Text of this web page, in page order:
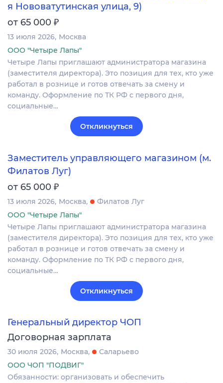
я Нововатутинская улица, 9)
от 65 000 ₽
13 июля 2026 Москва
ООО "Четыре Лапы"
Четыре Лапы приглашают администратора магазина
(заместителя директора). Это позиция для тех, кто уже
работал в рознице и готов отвечать за смену и
команду. Оформление по ТК РФ с первого дня,
социальные…
Откликнуться
Заместитель управляющего магазином (м.
Филатов Луг)
от 65 000 ₽
13 июля 2026 Москва
Филатов Луг
ООО "Четыре Лапы"
Четыре Лапы приглашают администратора магазина
(заместителя директора). Это позиция для тех, кто уже
работал в рознице и готов отвечать за смену и
команду. Оформление по ТК РФ с первого дня,
социальные…
Откликнуться
Генеральный директор ЧОП
Договорная зарплата
30 июля 2026 Москва
Саларьево
ООО ЧОП "ПОДВИГ"
Обязанности: организовать и обеспечить